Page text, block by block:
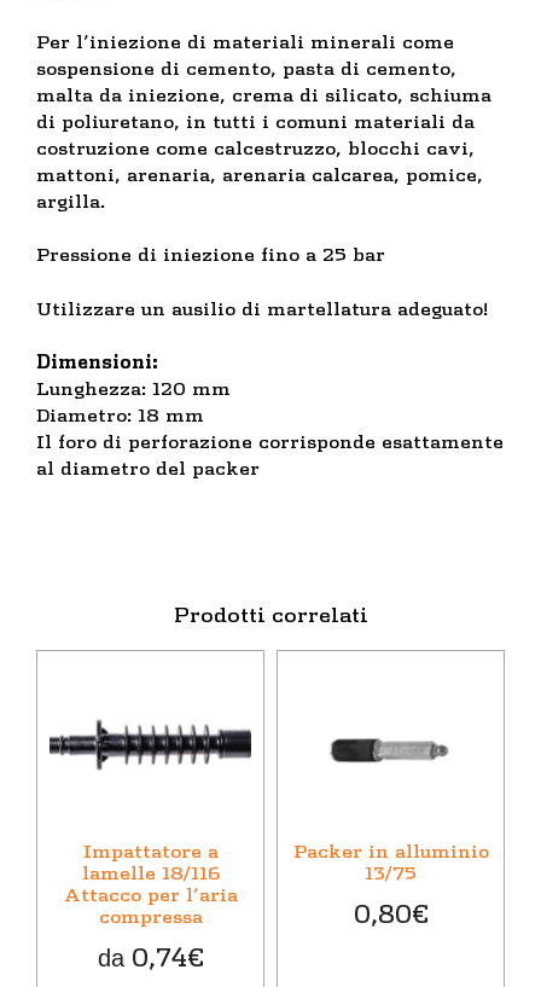
Per l’iniezione di materiali minerali come
sospensione di cemento, pasta di cemento,
malta da iniezione, crema di silicato, schiuma
di poliuretano, in tutti i comuni materiali da
costruzione come calcestruzzo, blocchi cavi,
mattoni, arenaria, arenaria calcarea, pomice,
argilla.
Pressione di iniezione fino a 25 bar
Utilizzare un ausilio di martellatura adeguato!
Dimensioni:
Lunghezza: 120 mm
Diametro: 18 mm
Il foro di perforazione corrisponde esattamente
al diametro del packer
Prodotti correlati
Impattatore a
lamelle 18/116
Attacco per l’aria
compressa
da 0,74€
ha
più
possono
essere
Packer in alluminio
13/75
0,80€